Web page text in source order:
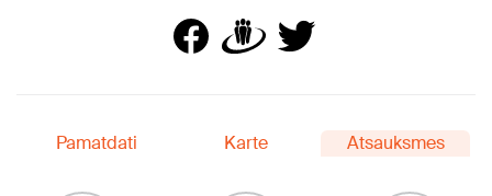
Pamatdati Karte Atsauksmes